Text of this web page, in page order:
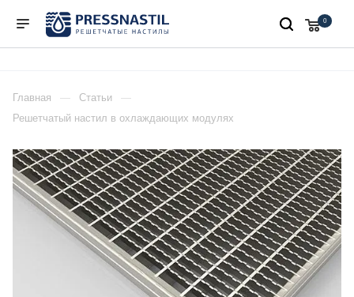
0
Главная
Статьи
Решетчатый настил в охлаждающих модулях